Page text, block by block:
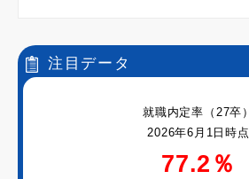
注目データ
就職内定率（27卒）
2026年6月1日時点
77.2％